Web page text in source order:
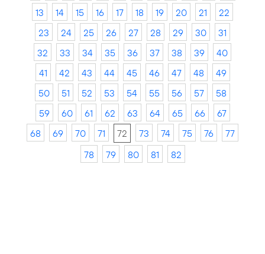
13
14 15 16 17 18 19 20 21
22
23
24 25 26 27 28 29 30
31
32
33 34 35 36 37 38 39
40
41
42 43 44 45 46 47 48
49
50
51 52 53 54 55 56 57
58
59
60 61 62 63 64 65 66
67
68
69 70 71 72 73 74 75 76
77
78
79 80 81 82